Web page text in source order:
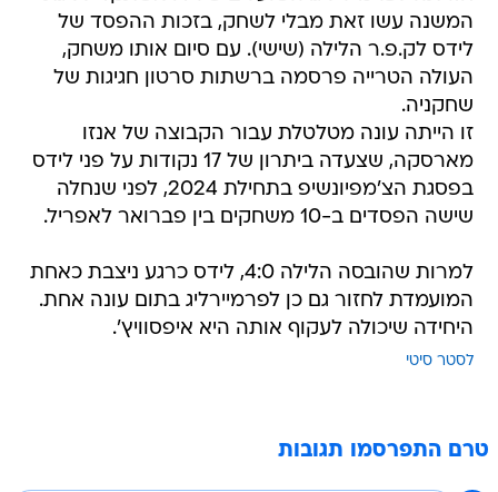
המשנה עשו זאת מבלי לשחק, בזכות ההפסד של
לידס לק.פ.ר הלילה (שישי). עם סיום אותו משחק,
העולה הטרייה פרסמה ברשתות סרטון חגיגות של
שחקניה.
זו הייתה עונה מטלטלת עבור הקבוצה של אנזו
מארסקה, שצעדה ביתרון של 17 נקודות על פני לידס
בפסגת הצ'מפיונשיפ בתחילת 2024, לפני שנחלה
שישה הפסדים ב-10 משחקים בין פברואר לאפריל.
למרות שהובסה הלילה 4:0, לידס כרגע ניצבת כאחת
המועמדת לחזור גם כן לפרמיירליג בתום עונה אחת.
היחידה שיכולה לעקוף אותה היא איפסוויץ'.
לסטר סיטי
טרם התפרסמו תגובות